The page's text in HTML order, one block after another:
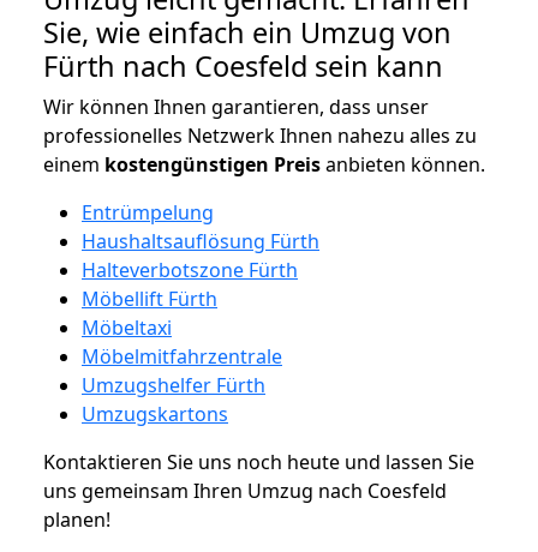
Sie, wie einfach ein Umzug von
Fürth nach Coesfeld sein kann
Wir können Ihnen garantieren, dass unser
professionelles Netzwerk Ihnen nahezu alles zu
einem kostengünstigen Preisanbieten können.
Entrümpelung
Haushaltsauflösung Fürth
Halteverbotszone Fürth
Möbellift Fürth
Möbeltaxi
Möbelmitfahrzentrale
Umzugshelfer Fürth
Umzugskartons
Kontaktieren Sie uns noch heute und lassen Sie
uns gemeinsam Ihren Umzug nach Coesfeld
planen!